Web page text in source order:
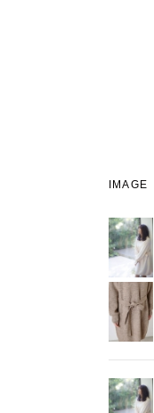
IMAGE